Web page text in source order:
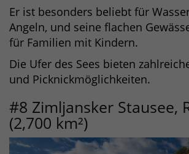
Er ist besonders beliebt für
Angeln, und seine flachen
für Familien mit Kindern.
Die Ufer des Sees bieten
und Picknickmöglichkeiten.
#8 Zimljansker Stausee,
(2,700 km²)